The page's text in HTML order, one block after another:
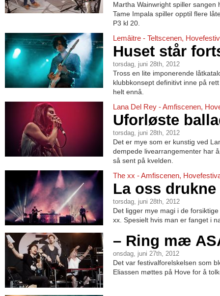
Martha Wainwright spiller
Tame Impala spiller opptil flere
P3 kl 20.
Lemâitre - Teltscenen,
Huset står
torsdag, juni 28th, 2012
Tross en lite imponerende
klubbkonsept definitivt inne på
helt ennå.
Lana Del Rey - Amfiscenen,
Uforløste
torsdag, juni 28th, 2012
Det er mye som er kunstig ved
dempede livearrangementer har
så sent på kvelden.
The xx - Amfiscenen,
La oss
torsdag, juni 28th, 2012
Det ligger mye magi i de
xx. Spesielt hvis man er fanget i
– Ring mæ
onsdag, juni 27th, 2012
Det var festivalforelskelsen som
Eliassen møttes på Hove for å